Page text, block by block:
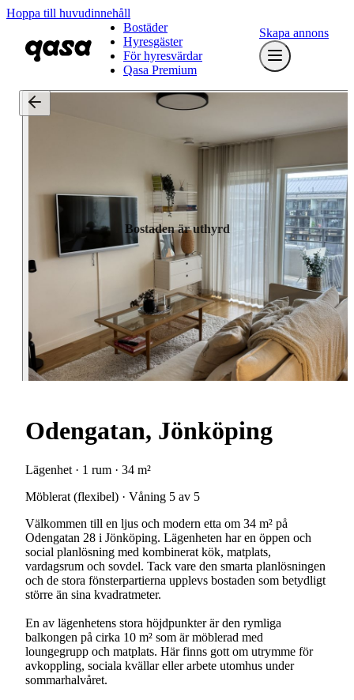
Hoppa till huvudinnehåll
Bostäder
Hyresgäster
För hyresvärdar
Qasa Premium
Skapa annons
Bostaden är uthyrd
Odengatan, Jönköping
Lägenhet · 1 rum · 34 m²
Möblerat (flexibel) · Våning 5 av 5
Välkommen till en ljus och modern etta om 34 m² på
Odengatan 28 i Jönköping. Lägenheten har en öppen och
social planlösning med kombinerat kök, matplats,
vardagsrum och sovdel. Tack vare den smarta planlösningen
och de stora fönsterpartierna upplevs bostaden som betydligt
större än sina kvadratmeter.
En av lägenhetens stora höjdpunkter är den rymliga
balkongen på cirka 10 m² som är möblerad med
loungegrupp och matplats. Här finns gott om utrymme för
avkoppling, sociala kvällar eller arbete utomhus under
sommarhalvåret.